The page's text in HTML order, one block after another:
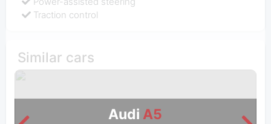
Traction control
Similar cars
Audi A5